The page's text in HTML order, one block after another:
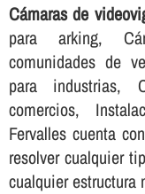
Cámaras de
para arking,
comunidades de
para industrias,
comercios,
Fervalles cuenta
resolver cualquier
cualquier estructura